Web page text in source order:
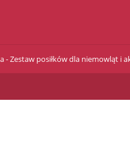
- Zestaw posiłków dla niemowląt i